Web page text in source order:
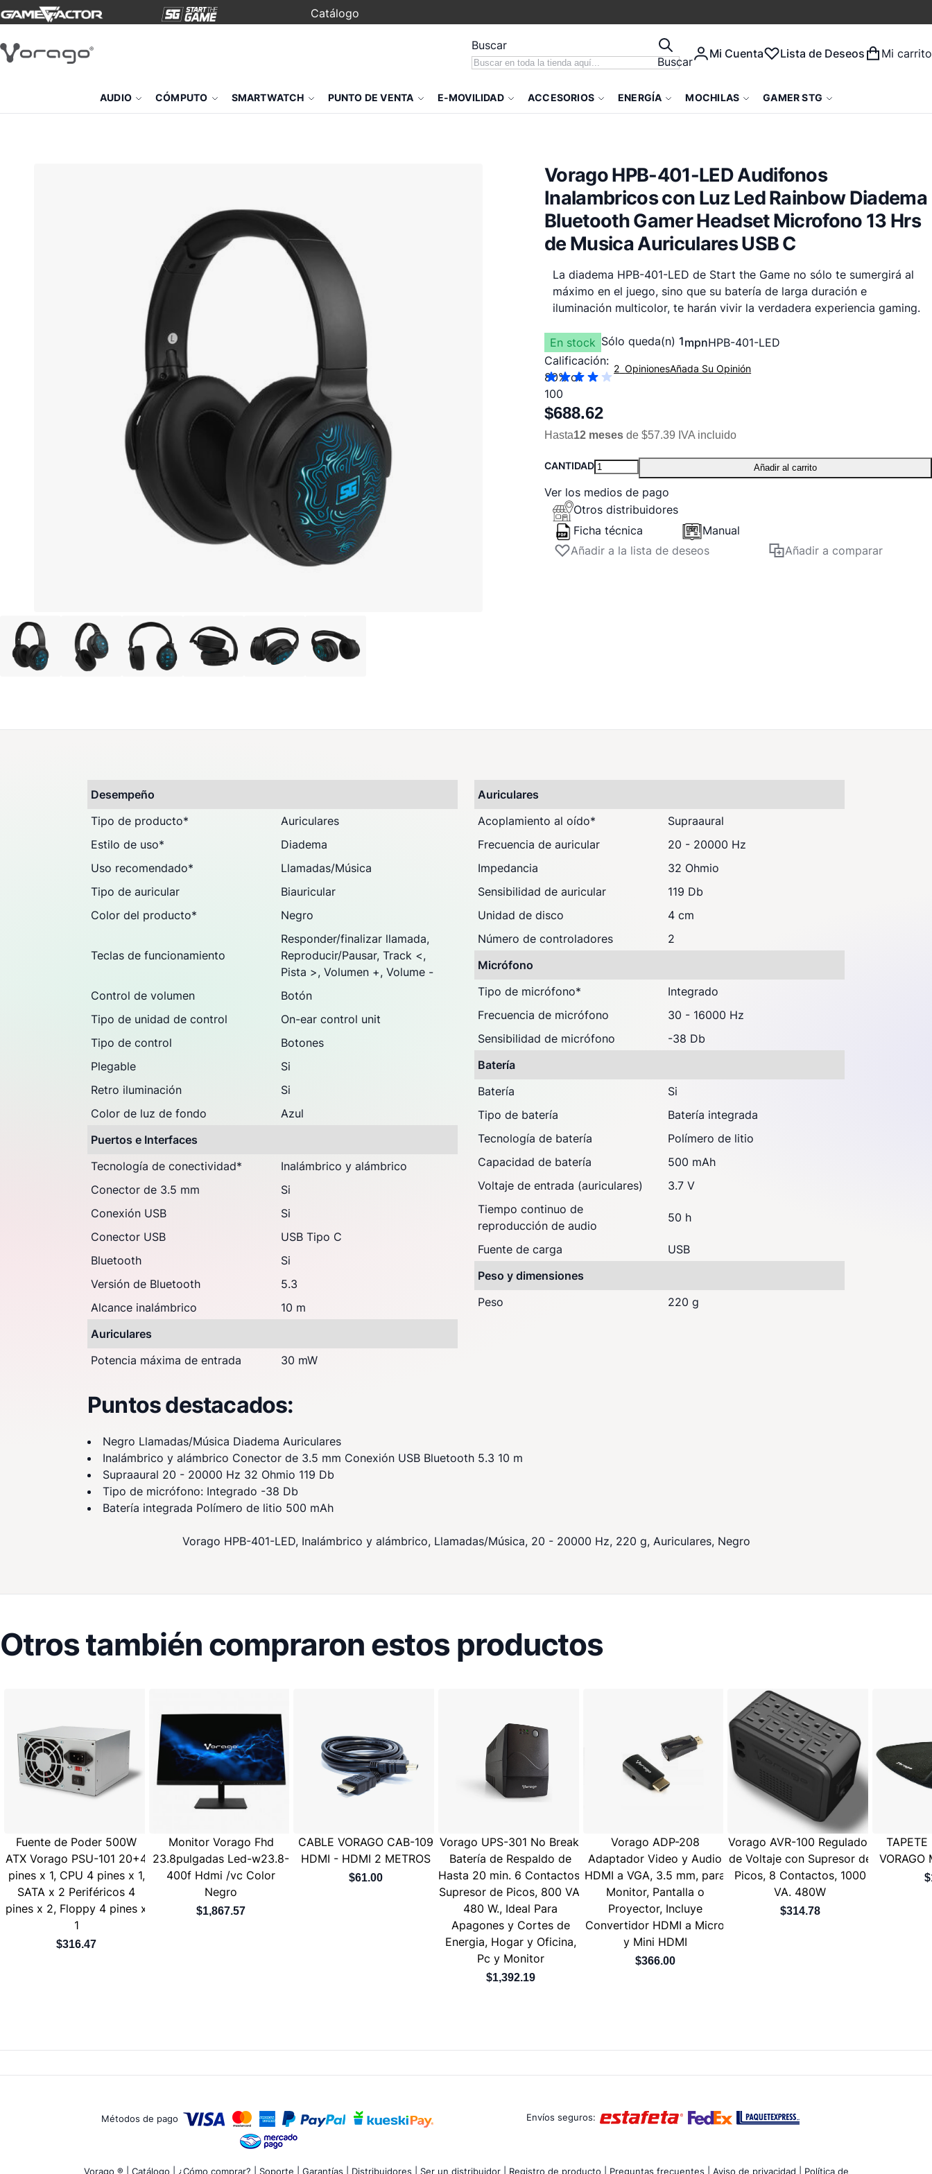
Catálogo
Buscar
Buscar
Mi Cuenta Lista de Deseos Mi carrito
AUDIO CÓMPUTO SMARTWATCH PUNTO DE VENTA E-MOVILIDAD ACCESORIOS ENERGÍA MOCHILAS GAMER STG
Vorago HPB-401-LED Audifonos
Inalambricos con Luz Led Rainbow Diadema
Bluetooth Gamer Headset Microfono 13 Hrs
de Musica Auriculares USB C
La diadema HPB-401-LED de Start the Game no sólo te sumergirá al
máximo en el juego, sino que su batería de larga duración e
iluminación multicolor, te harán vivir la verdadera experiencia gaming.
En stock Sólo queda(n) 1mpnHPB-401-LED
Calificación:
80% of
100
2 OpinionesAñada Su Opinión
$688.62
Hasta12 meses de $57.39 IVA incluido
CANTIDAD Añadir al carrito
Ver los medios de pago
Otros distribuidores
Ficha técnica
Manual
Añadir a la lista de deseos
Añadir a comparar
Desempeño
Tipo de producto*
Auriculares
Estilo de uso*
Diadema
Uso recomendado*
Llamadas/Música
Tipo de auricular
Biauricular
Color del producto* Negro
Teclas de funcionamiento
Responder/finalizar llamada,
Reproducir/Pausar, Track <,
Pista >, Volumen +, Volume -
Control de volumen
Botón
Tipo de unidad de control
On-ear control unit
Tipo de control
Botones
Plegable
Si
Retro iluminación
Si
Color de luz de fondo
Azul
Puertos e Interfaces
Tecnología de conectividad*
Inalámbrico y alámbrico
Conector de 3.5 mm
Si
Conexión USB
Si
Conector USB
USB Tipo C
Bluetooth
Si
Versión de Bluetooth
5.3
Alcance inalámbrico
10 m
Auriculares
Potencia máxima de entrada
30 mW
Auriculares
Acoplamiento al oído*
Supraaural
Frecuencia de auricular
20 - 20000 Hz
Impedancia
32 Ohmio
Sensibilidad de auricular
119 Db
Unidad de disco
4 cm
Número de controladores
2
Micrófono
Tipo de micrófono*
Integrado
Frecuencia de micrófono
30 - 16000 Hz
Sensibilidad de micrófono
-38 Db
Batería
Batería
Si
Tipo de batería
Batería integrada
Tecnología de batería
Polímero de litio
Capacidad de batería
500 mAh
Voltaje de entrada (auriculares)
3.7 V
Tiempo continuo de
reproducción de audio
50 h
Fuente de carga
USB
Peso y dimensiones
Peso
220 g
Puntos destacados:
Negro Llamadas/Música Diadema Auriculares
Inalámbrico y alámbrico Conector de 3.5 mm Conexión USB Bluetooth 5.3 10 m
Supraaural 20 - 20000 Hz 32 Ohmio 119 Db
Tipo de micrófono: Integrado -38 Db
Batería integrada Polímero de litio 500 mAh
Vorago HPB-401-LED, Inalámbrico y alámbrico, Llamadas/Música, 20 - 20000 Hz, 220 g, Auriculares, Negro
Preguntas & Dudas (0)
Opiniones
Otros también compraron estos productos
Fuente de Poder 500W
ATX Vorago PSU-101 20+4
pines x 1, CPU 4 pines x 1,
SATA x 2 Periféricos 4
pines x 2, Floppy 4 pines x
1
$316.47
Monitor Vorago Fhd
23.8pulgadas Led-w23.8-
400f Hdmi /vc Color
Negro
$1,867.57
CABLE VORAGO CAB-109
HDMI - HDMI 2 METROS
$61.00
Vorago UPS-301 No Break,
Batería de Respaldo de
Hasta 20 min. 6 Contactos,
Supresor de Picos, 800 VA,
480 W., Ideal Para
Apagones y Cortes de
Energia, Hogar y Oficina,
Pc y Monitor
$1,392.19
Vorago ADP-208
Adaptador Video y Audio
HDMI a VGA, 3.5 mm, para
Monitor, Pantalla o
Proyector, Incluye
Convertidor HDMI a Micro
y Mini HDMI
$366.00
Vorago AVR-100 Regulador
de Voltaje con Supresor de
Picos, 8 Contactos, 1000
VA. 480W
$314.78
TAPETE
VORAGO
Métodos de pago Envíos seguros:
Vorago ® | Catálogo | ¿Cómo comprar? | Soporte | Garantías | Distribuidores | Ser un distribuidor | Registro de producto | Preguntas frecuentes | Aviso de privacidad | Política de